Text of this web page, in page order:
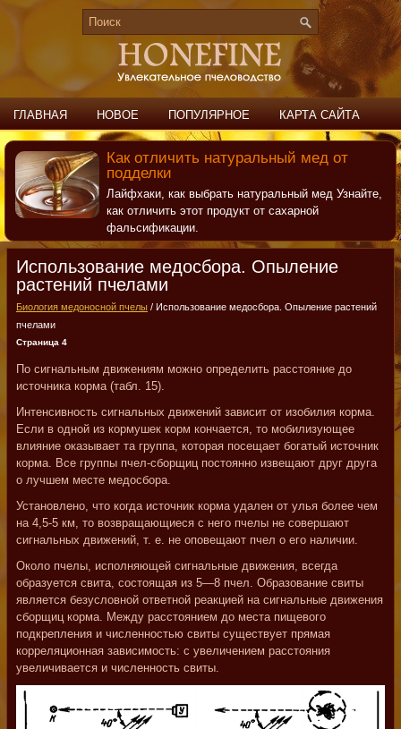
ГЛАВНАЯ НОВОЕ ПОПУЛЯРНОЕ КАРТА САЙТА
ПОИСК КОНТАКТЫ
Как отличить натуральный мед от
подделки
Лайфхаки, как выбрать натуральный мед Узнайте,
как отличить этот продукт от сахарной
фальсификации.
Использование медосбора. Опыление
растений пчелами
Биология медоносной пчелы / Использование медосбора. Опыление растений
пчелами
Страница 4
По сигнальным движениям можно определить расстояние до
источника корма (табл. 15).
Интенсивность сигнальных движений зависит от изобилия корма.
Если в одной из кормушек корм кончается, то мобилизующее
влияние оказывает та группа, которая посещает богатый источник
корма. Все группы пчел-сборщиц постоянно извещают друг друга
о лучшем месте медосбора.
Установлено, что когда источник корма удален от улья более чем
на 4,5-5 км, то возвращающиеся с него пчелы не совершают
сигнальных движений, т. е. не оповещают пчел о его наличии.
Около пчелы, исполняющей сигнальные движения, всегда
образуется свита, состоящая из 5—8 пчел. Образование свиты
является безусловной ответной реакцией на сигнальные движения
сборщиц корма. Между расстоянием до места пищевого
подкрепления и численностью свиты существует прямая
корреляционная зависимость: с увеличением расстояния
увеличивается и численность свиты.